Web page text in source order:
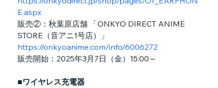
E.aspx
販売②：秋葉原店舗 「ONKYO DIRECT ANIME
STORE（音アニ1号店）」
https://onkyoanime.com/info/6006272
販売開始：2025年3月7日（金）15:00～
■ワイヤレス充電器